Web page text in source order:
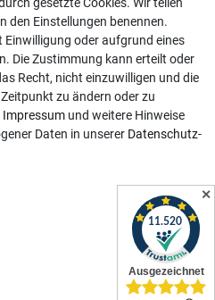
✕
den Einstellungen benennen.
Einwilligung oder aufgrund eines
Die Zustimmung kann erteilt oder
Recht, nicht einzuwilligen und die
zu ändern oder zu
Impressum und weitere Hinweise
Daten in unserer Daten­schutz­